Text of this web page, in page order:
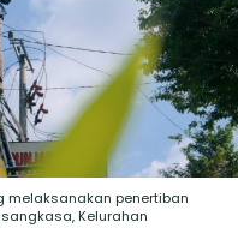
melaksanakan penertiban
Kelurahan